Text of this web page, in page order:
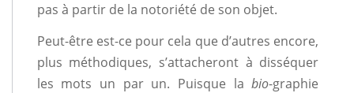
pas à partir de la notoriété de son objet.
Peut-être est-ce pour cela que d’autres encore,
plus méthodiques, s’attacheront à disséquer
les mots un par un. Puisque labio-graphie